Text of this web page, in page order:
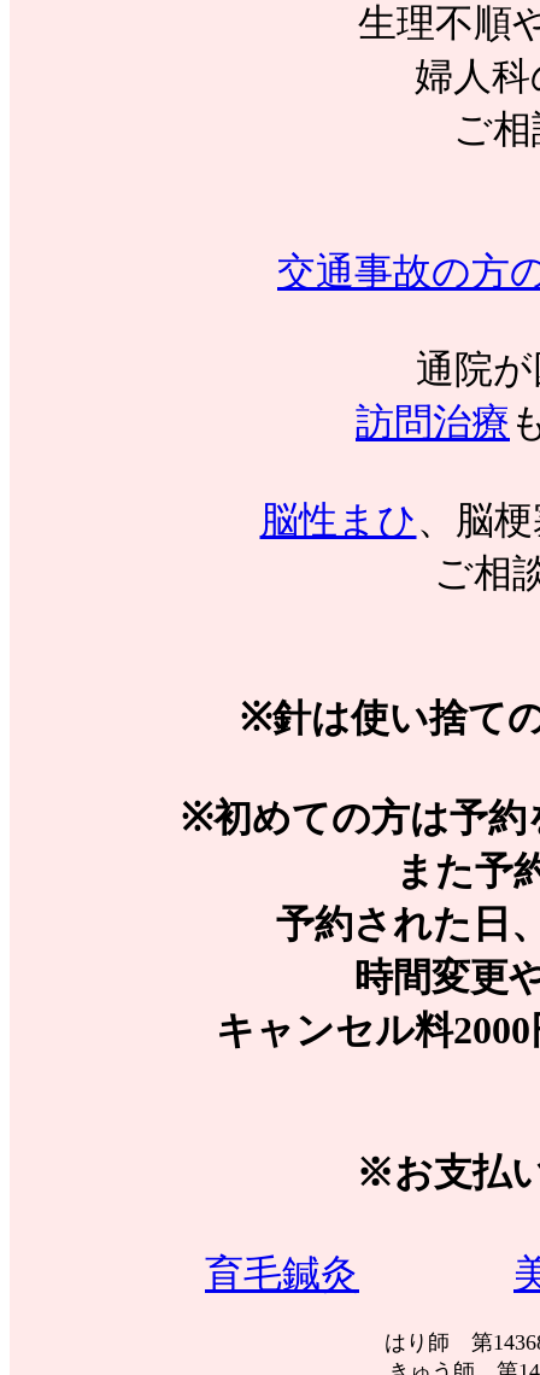
生理不順
婦人
ご
交通事故の方
通院
訪問治療
脳性まひ、脳
ご相
※針は使い捨て
※初めての方は予約
また予
予約された日
時間変更
キャンセル料
※お支払
育毛鍼灸
はり